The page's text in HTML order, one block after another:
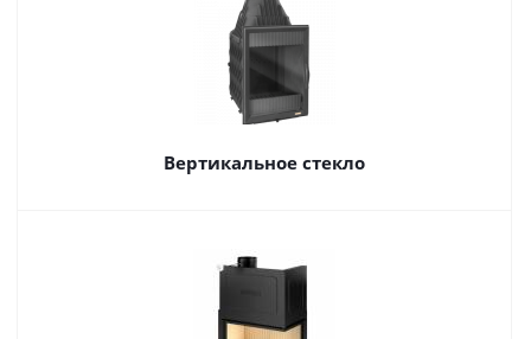
Вертикальное стекло